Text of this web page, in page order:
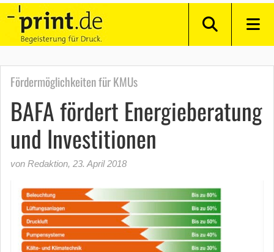
Fördermöglichkeiten für KMUs
BAFA fördert Energieberatung
und Investitionen
von Redaktion, 23. April 2018